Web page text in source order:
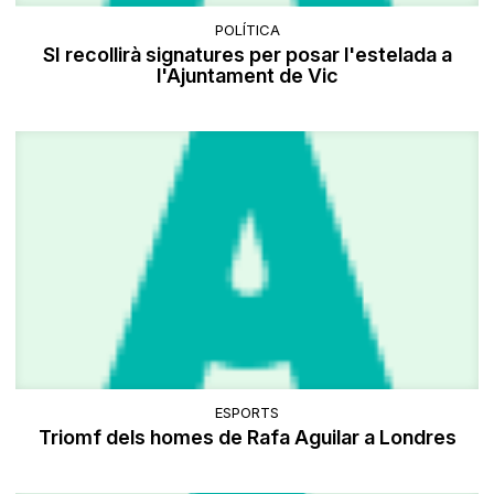
POLÍTICA
SI recollirà signatures per posar l'estelada a
l'Ajuntament de Vic
ESPORTS
Triomf dels homes de Rafa Aguilar a Londres